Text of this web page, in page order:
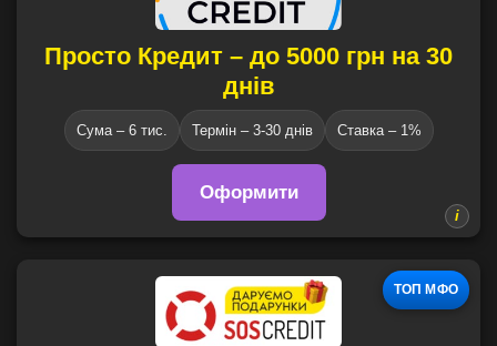
Просто Кредит – до 5000 грн на 30
днів
Сума – 6 тис. Термін – 3-30 днів Ставка – 1%
Оформити
ТОП МФО